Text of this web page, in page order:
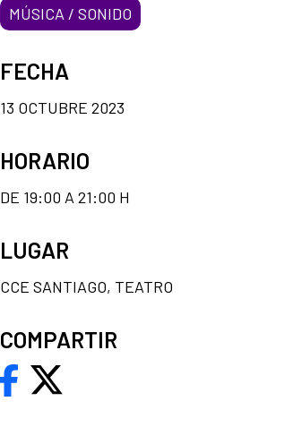
MÚSICA / SONIDO
FECHA
13 OCTUBRE 2023
HORARIO
DE 19:00 A 21:00 H
LUGAR
CCE SANTIAGO, TEATRO
COMPARTIR